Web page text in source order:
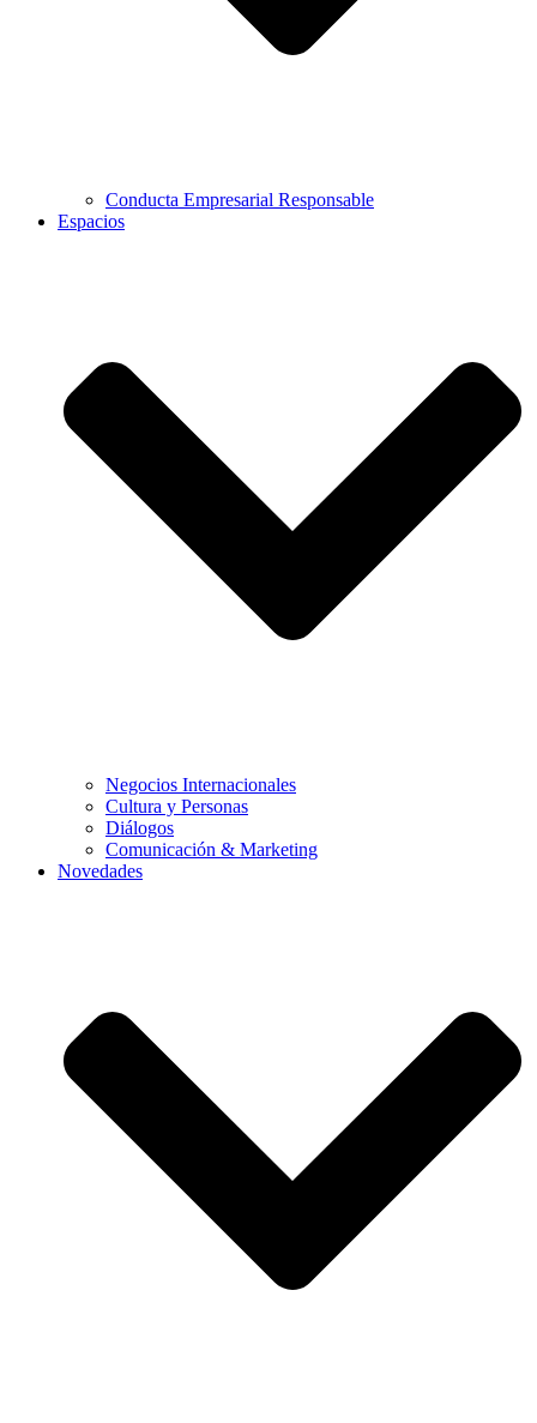
Conducta Empresarial Responsable
Espacios
Negocios Internacionales
Cultura y Personas
Diálogos
Comunicación & Marketing
Novedades